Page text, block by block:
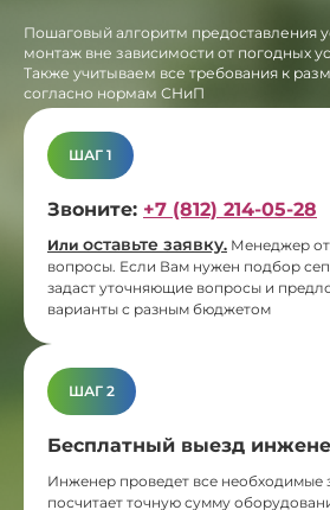
Пошаговый алгоритм предоставления
монтаж вне зависимости от погодных
Также учитываем все требования к
согласно нормам СНиП
ШАГ 1
Звоните: +7 (812) 214-05-28
Или оставьте заявку. Менеджер
вопросы. Если Вам нужен подбор
задаст уточняющие вопросы и
варианты с разным бюджетом
ШАГ 2
Бесплатный выезд
Инженер проведет все необходимые
посчитает точную сумму